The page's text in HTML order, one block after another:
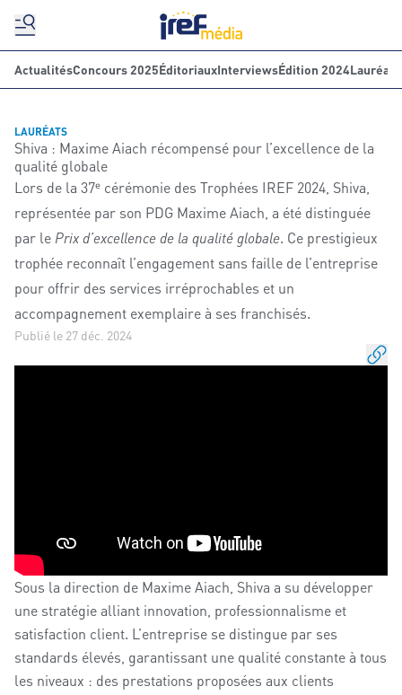
ActualitésConcours 2025ÉditoriauxInterviewsÉdition 2024
LAURÉATS
Shiva : Maxime Aiach récompensé pour l’excellence de la
qualité globale
Lors de la 37ᵉ cérémonie des Trophées IREF 2024, Shiva,
représentée par son PDG Maxime Aiach, a été distinguée
par le Prix d’excellence de la qualité globale. Ce prestigieux
trophée reconnaît l’engagement sans faille de l’entreprise
pour offrir des services irréprochables et un
accompagnement exemplaire à ses franchisés.
Publié le 27 déc. 2024
Sous la direction de Maxime Aiach, Shiva a su développer
une stratégie alliant innovation, professionnalisme et
satisfaction client. L’entreprise se distingue par ses
standards élevés, garantissant une qualité constante à tous
les niveaux : des prestations proposées aux clients